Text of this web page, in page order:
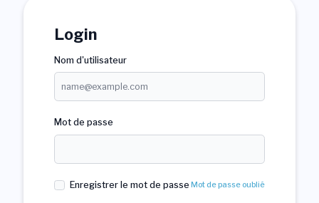
Login
Nom d'utilisateur
Mot de passe
Enregistrer le mot de passe Mot de passe oublié